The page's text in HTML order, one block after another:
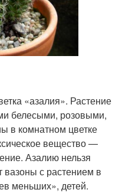
«азалия». Растение
белесыми, розовыми,
в комнатном цветке
вещество —
Азалию нельзя
с растением в
меньших», детей.